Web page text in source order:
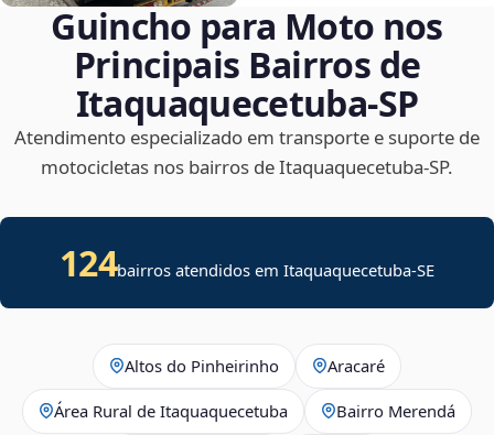
Guincho para Moto nos
Principais Bairros de
Itaquaquecetuba‑SP
Atendimento especializado em transporte e suporte de
motocicletas nos bairros de Itaquaquecetuba‑SP.
124bairros atendidos emItaquaquecetuba-SE
Altos do Pinheirinho Aracaré
Área Rural de Itaquaquecetuba Bairro Merendá